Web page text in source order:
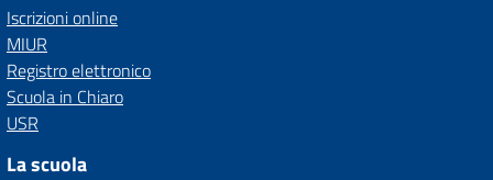
Iscrizioni online
MIUR
Registro elettronico
Scuola in Chiaro
USR
La scuola